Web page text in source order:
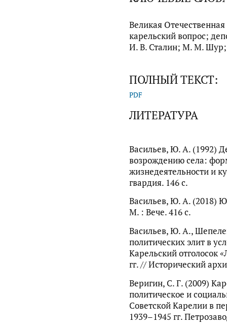
Великая
карельский вопрос;
И. В. Сталин; М. М.
ПОЛНЫЙ ТЕКСТ:
PDF
ЛИТЕРАТУРА
Васильев, Ю. А. (1992)
возрождению села:
жизнедеятельности и
гвардия. 146 с.
Васильев, Ю. А. (2018)
М. : Вече. 416 с.
Васильев, Ю. А.,
политических элит в
Карельский отголосок
гг. // Исторический
Веригин, С. Г. (2009)
политическое и
Советской Карелии в
1939–1945 гг.